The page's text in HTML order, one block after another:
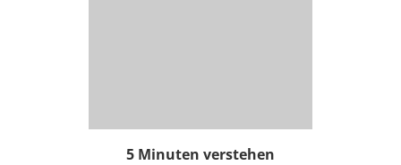
5 Minuten verstehen